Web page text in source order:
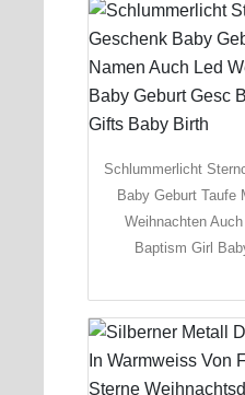
Schlummerlicht
Baby Geburt Taufe
Weihnachten
Baptism Girl